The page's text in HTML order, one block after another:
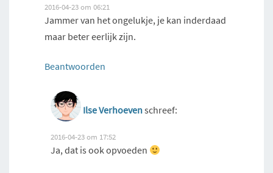
2016-04-23 om 06:21
Jammer van het ongelukje, je kan inderdaad
maar beter eerlijk zijn.
Beantwoorden
Ilse Verhoevenschreef:
2016-04-23 om 17:52
Ja, dat is ook opvoeden